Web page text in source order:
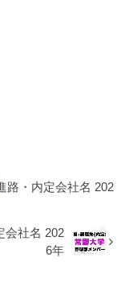
路・内定会社名 202
会社名 202
6年